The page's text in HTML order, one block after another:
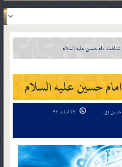
امام حسین علیه السلام
حسین علیه السلام
حسین (ع)